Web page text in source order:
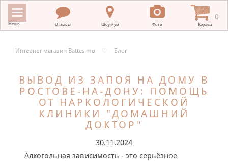
0
Корзина
Меню
КРЕСТИЛЬНЫЕ ПОЛОТЕНЦА
КРЕСТИЛЬНАЯ ВЫШИВКА
ОДЕЖДА ДЛЯ КРЕЩЕНИЯ
ПОДАРКИ НА КРЕСТИНЫ
Отзывы Шоу-Рум Фото
Интернет магазин Battesimo ♡ Блог
ВЫВОД ИЗ ЗАПОЯ НА ДОМУ В
РОСТОВЕ-НА-ДОНУ: ПОМОЩЬ
ОТ НАРКОЛОГИЧЕСКОЙ
КЛИНИКИ "ДОМАШНИЙ
ДОКТОР"
30.11.2024
Алкогольная зависимость - это серьёзное